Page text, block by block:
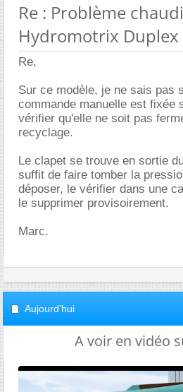
Re : Problème
Hydromotrix Duplex
Re,
Sur ce modèle, je ne sais pas
commande manuelle est fixée
vérifier qu'elle ne soit pas
recyclage.
Le clapet se trouve en sortie
suffit de faire tomber la
déposer, le vérifier dans une
le supprimer provisoirement.
Marc.
Aujourd'hui
A voir en vidéo